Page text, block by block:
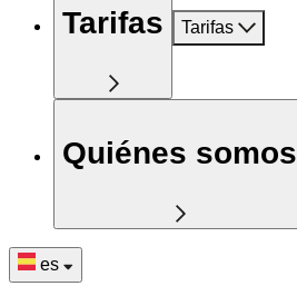
Tarifas Tarifas
Quiénes somos
es